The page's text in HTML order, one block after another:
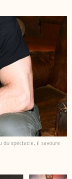
du spectacle, il savoure